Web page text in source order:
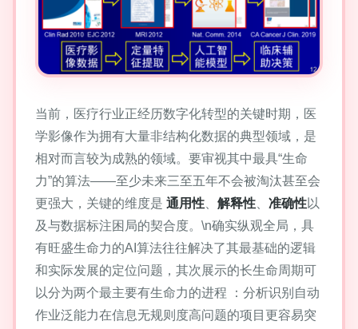
当前，医疗行业正经历数字化转型的关键时期，医
学影像作为拥有大量非结构化数据的典型领域，是
相对而言较为成熟的领域。要审视其中最具“生命
力”的算法——至少未来三至五年不会被淘汰甚至会
更强大，关键的维度是 通用性 解释性 准确性以
及与数据标注困局的契合度。\n确实纵观全局，具
有旺盛生命力的AI算法往往解决了其最基础的逻辑
和实际发展的定位问题，其次展示的长生命周期可
以分为两个最主要有生命力的进程 ：分析识别自动
作业泛能力在信息无规则度高问题的项目更容易突